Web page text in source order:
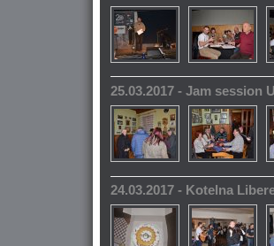
25.03.2017 - Jam session
24.03.2017 - Kotelna